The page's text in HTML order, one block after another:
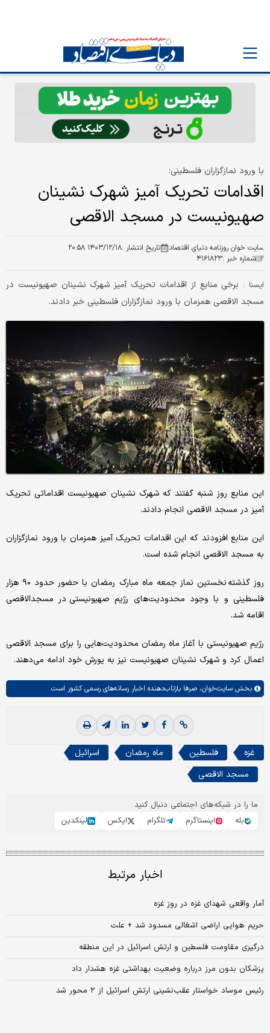
با ورود نمازگزاران فلسطینی؛
اقدامات تحریک آمیز شهرک نشینان
صهیونیست در مسجد الاقصی
سایت خوان روزنامه دنیای اقتصاد تاریخ انتشار :۱۴۰۳/۱۲/۱۸ ۲۰:۵۸
شماره خبر :۴۱۶۱۸۲۳
ايسنا : برخی منابع از اقدامات تحریک آمیز شهرک نشینان صهیونیست در
مسجد الاقصی همزمان با ورود نمازگزاران فلسطینی خبر دادند.
این منابع روز شنبه گفتند که شهرک نشینان صهیونیست اقداماتی تحریک
آمیز در مسجد الاقصی انجام دادند.
این منابع افزودند که این اقدامات تحریک آمیز همزمان با ورود نمازگزاران
به مسجد الاقصی انجام شده است.
روز گذشته نخستین نماز جمعه ماه مبارک رمضان با حضور حدود ۹۰ هزار
فلسطینی و با وجود محدودیت‌های رژیم صهیونیستی در مسجدالاقصی
اقامه شد.
رژیم صهیونیستی با آغاز ماه رمضان محدودیت‌هایی را برای مسجد الاقصی
اعمال کرد و شهرک نشینان صهیونیست نیز به یورش خود ادامه می‌دهند.
بخش سایت‌خوان، صرفا بازتاب‌دهنده اخبار رسانه‌های رسمی کشور است.
غزه فلسطین ماه رمضان
اسرائیل
مسجد الاقصی
ما را در شبکه‌های اجتماعی دنبال کنید
بله
اینستاگرم تلگرام ایکس لینکدین
اخبار مرتبط
آمار واقعی شهدای غزه در روز غزه
حریم هوایی اراضی اشغالی مسدود شد + علت
درگیری مقاومت فلسطین و ارتش اسرائیل در این منطقه
پزشکان بدون مرز درباره وضعیت بهداشتی غزه هشدار داد
رئیس موساد خواستار عقب‌نشینی ارتش اسرائیل از ۲ محور شد